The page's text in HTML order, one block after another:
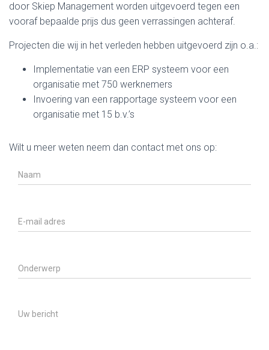
door Skiep Management worden uitgevoerd tegen een
vooraf bepaalde prijs dus geen verrassingen achteraf.
Projecten die wij in het verleden hebben uitgevoerd zijn o.a.:
Implementatie van een ERP systeem voor een
organisatie met 750 werknemers
Invoering van een rapportage systeem voor een
organisatie met 15 b.v.’s
Wilt u meer weten neem dan contact met ons op: